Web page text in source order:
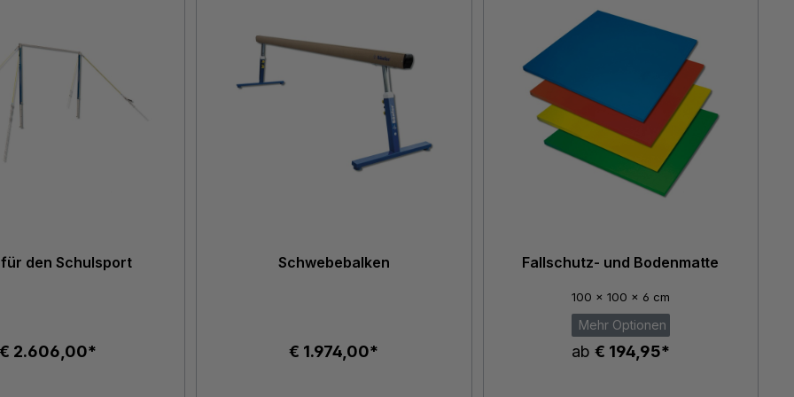
den Schulsport
2.606,00*
Schwebebalken
€ 1.974,00*
Fallschutz- und Bodenmatte
100 x 100 x 6 cm
Mehr Optionen
ab € 194,95*